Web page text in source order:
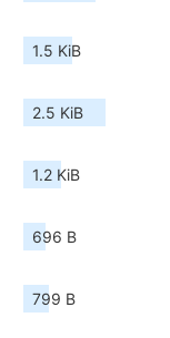
1.5 KiB
2.5 KiB
1.2 KiB
696 B
799 B